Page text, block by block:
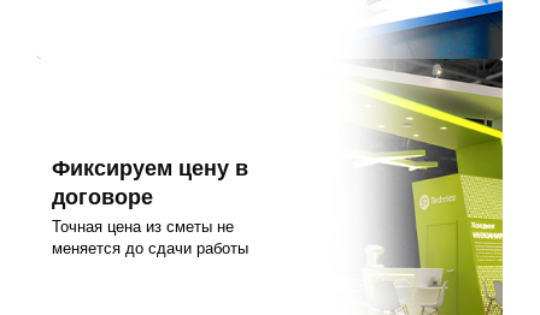
Фиксируем цену в
договоре
Точная цена из сметы не
меняется до сдачи работы